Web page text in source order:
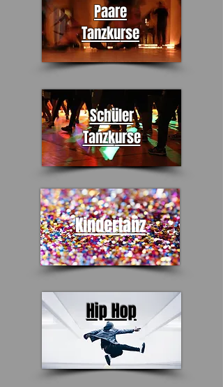
Paare
Tanzkurse
Schüler
Tanzkurse
Kindertanz
Hip Hop